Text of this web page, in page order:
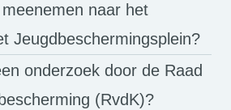
naar het
Jeugdbeschermingsplein?
onderzoek door de Raad
(RvdK)?